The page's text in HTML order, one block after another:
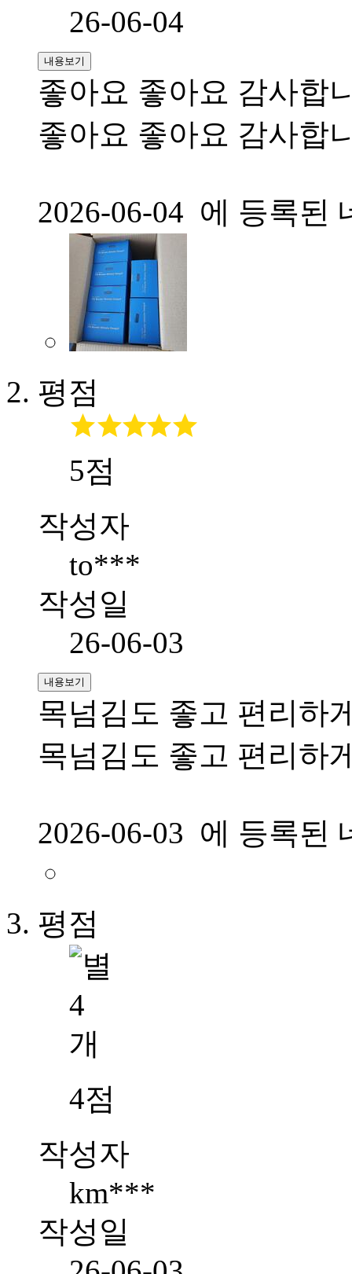
26-06-04
내용보기
좋아요 좋아요 감사합
좋아요 좋아요 감사합
2026-06-04 에 등록된
평점
5점
작성자
to***
작성일
26-06-03
내용보기
목넘김도 좋고 편리하
목넘김도 좋고 편리하
2026-06-03 에 등록된
평점
4점
작성자
km***
작성일